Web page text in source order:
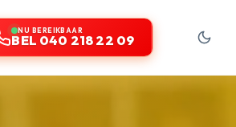
NU BEREIKBAAR
BEL 040 218 22 09